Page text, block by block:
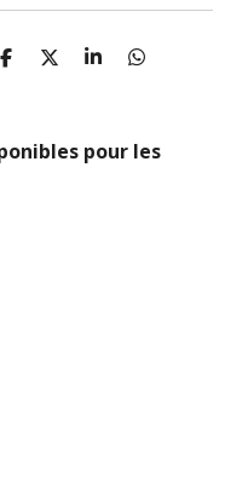
P
G
P
A
G
P
G
P
A
G
pour les